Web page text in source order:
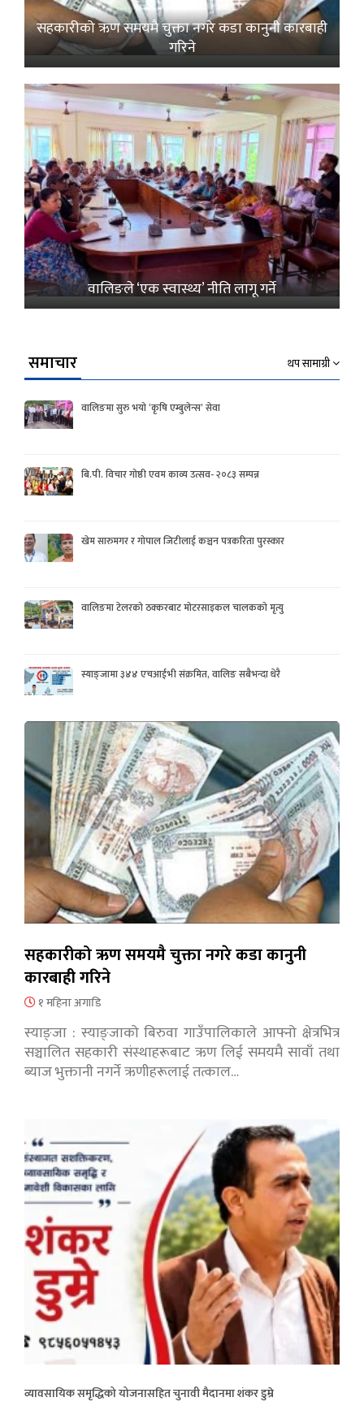
सहकारीको ऋण समयमै चुक्ता नगरे कडा कानुनी कारबाही
गरिने
वालिङले ‘एक स्वास्थ्य’ नीति लागू गर्ने
समाचार थप सामाग्री
वालिङमा सुरु भयो ‘कृषि एम्बुलेन्स’ सेवा
बि.पी. विचार गोष्ठी एवम काव्य उत्सव- २०८३ सम्पन्न
खेम सारुमगर र गोपाल जिटीलाई कञ्चन पत्रकरिता पुरस्कार
वालिङमा टेलरको ठक्करबाट मोटरसाइकल चालकको मृत्यु
स्याङ्जामा ३४४ एचआईभी संक्रमित, वालिङ सबैभन्दा धेरै
सहकारीको ऋण समयमै चुक्ता नगरे कडा कानुनी
कारबाही गरिने
१ महिना अगाडि
स्याङ्जा : स्याङ्जाको बिरुवा गाउँपालिकाले आफ्नो क्षेत्रभित्र
सञ्चालित सहकारी संस्थाहरूबाट ऋण लिई समयमै सावाँ तथा
ब्याज भुक्तानी नगर्ने ऋणीहरूलाई तत्काल…
व्यावसायिक समृद्धिको योजनासहित चुनावी मैदानमा शंकर डुम्रे